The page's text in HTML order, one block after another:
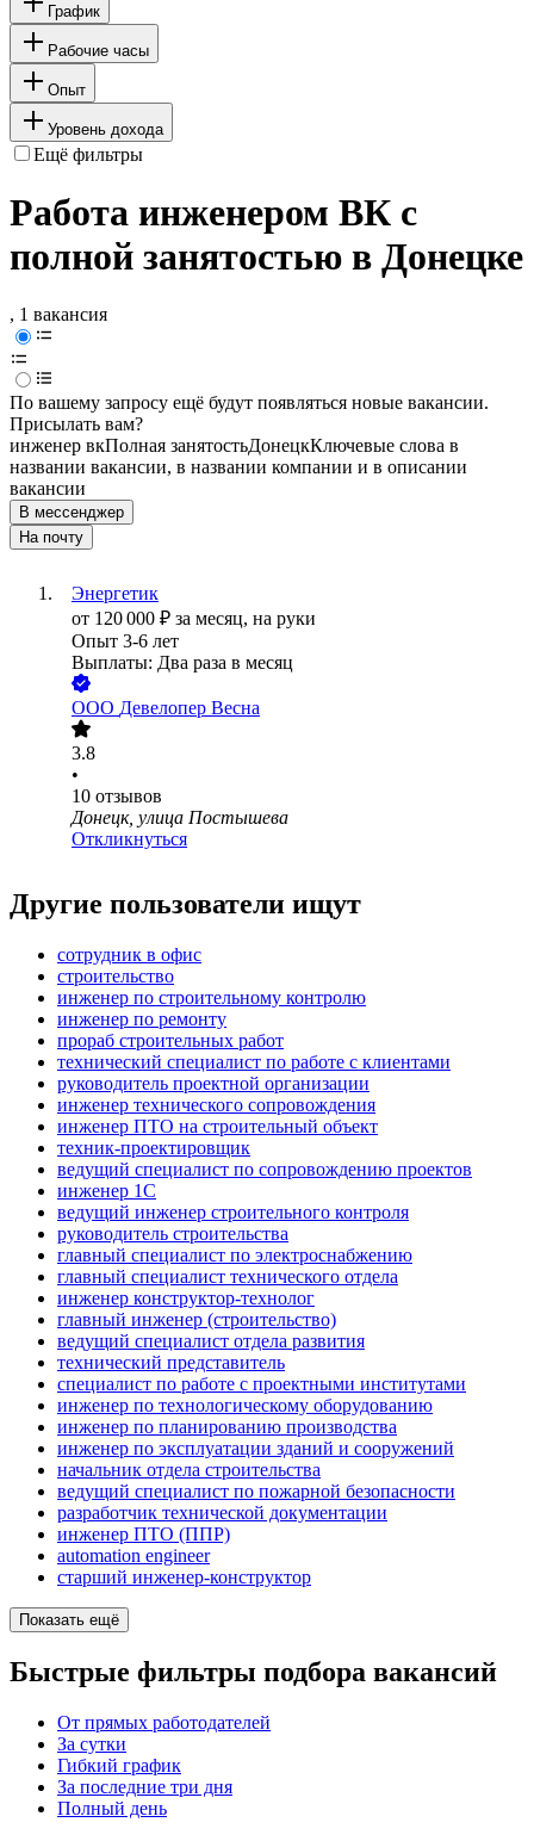
График
Рабочие часы
Опыт
Уровень дохода
Ещё фильтры
Работа инженером ВК с
полной занятостью в Донецке
, 1 вакансия
По вашему запросу ещё будут появляться новые вакансии.
Присылать вам?
инженер вкПолная занятостьДонецкКлючевые слова в
названии вакансии, в названии компании и в описании
вакансии
В мессенджер
На почту
Энергетик
от 120 000 ₽ за месяц, на руки
Опыт 3-6 лет
Выплаты: Два раза в месяц
ООО Девелопер Весна
3.8
•
10 отзывов
Донецк, улица Постышева
Откликнуться
Другие пользователи ищут
сотрудник в офис
строительство
инженер по строительному контролю
инженер по ремонту
прораб строительных работ
технический специалист по работе с клиентами
руководитель проектной организации
инженер технического сопровождения
инженер ПТО на строительный объект
техник-проектировщик
ведущий специалист по сопровождению проектов
инженер 1С
ведущий инженер строительного контроля
руководитель строительства
главный специалист по электроснабжению
главный специалист технического отдела
инженер конструктор-технолог
главный инженер (строительство)
ведущий специалист отдела развития
технический представитель
специалист по работе с проектными институтами
инженер по технологическому оборудованию
инженер по планированию производства
инженер по эксплуатации зданий и сооружений
начальник отдела строительства
ведущий специалист по пожарной безопасности
разработчик технической документации
инженер ПТО (ППР)
automation engineer
старший инженер-конструктор
Показать ещё
Быстрые фильтры подбора вакансий
От прямых работодателей
За сутки
Гибкий график
За последние три дня
Полный день